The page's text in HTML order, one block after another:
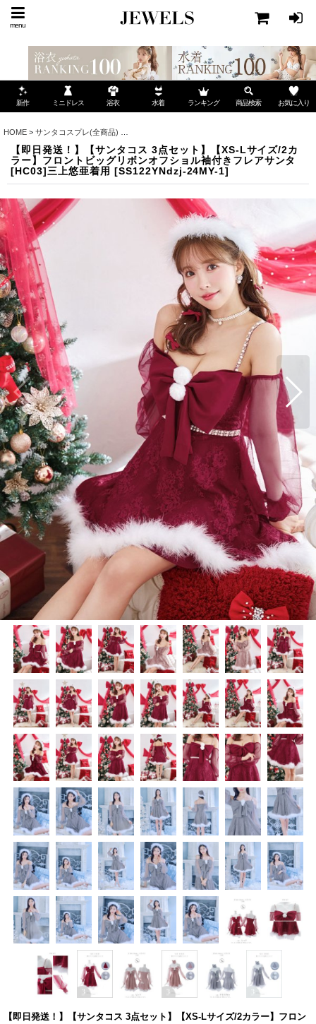
menu
新作 ミニドレス 浴衣 水着 ランキング 商品検索 お気に入り
HOME > サンタコスプレ(全商品)
【即日発送！】【サンタコス 3点セット】【XS-Lサイズ/2カ
ラー】フロントビッグリボンオフショル袖付きフレアサンタ
[HC03]三上悠亜着用 [SS122YNdzj-24MY-1]
【即日発送！】【サンタコス 3点セット】【XS-Lサイズ/2カラー】フロン